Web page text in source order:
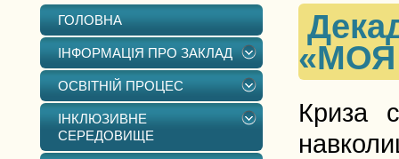
ГОЛОВНА
ІНФОРМАЦІЯ ПРО ЗАКЛАД
ОСВІТНІЙ ПРОЦЕС
ІНКЛЮЗИВНЕ
СЕРЕДОВИЩЕ
Криза